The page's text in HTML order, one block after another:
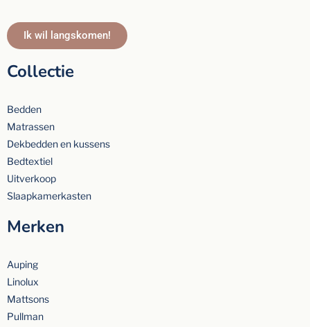
Ik wil langskomen!
Collectie
Bedden
Matrassen
Dekbedden en kussens
Bedtextiel
Uitverkoop
Slaapkamerkasten
Merken
Auping
Linolux
Mattsons
Pullman